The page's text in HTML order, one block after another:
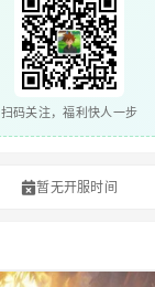
扫码关注，福利快人一步
暂无开服时间